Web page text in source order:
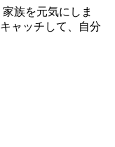
族を元気にしま
ャッチして、自分